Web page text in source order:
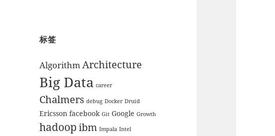
标签
AlgorithmArchitecture
Big Data career
Chalmers debug Docker Druid
Ericsson facebook Git Google Growth
hadoopibm Impala Intel